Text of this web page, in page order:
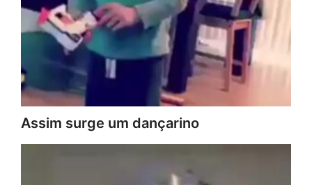
Assim surge um dançarino